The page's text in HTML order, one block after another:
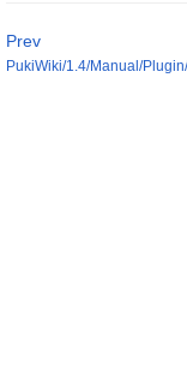
Prev
PukiWiki/1.4/Manual/